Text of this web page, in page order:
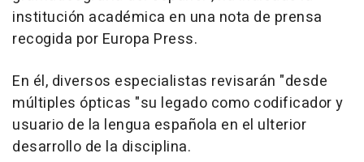
institución académica en una nota de prensa
recogida por Europa Press.
En él, diversos especialistas revisarán "desde
múltiples ópticas "su legado como codificador y
usuario de la lengua española en el ulterior
desarrollo de la disciplina.